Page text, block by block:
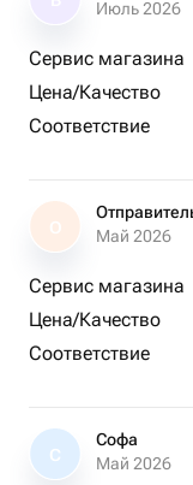
✓ Сертификат
указанному
✓ Цена доставки:
✓ Формат
(ツ)_/¯ Программа:
инструктором
Инструктаж по
экипировки
инструктора
Во время
Июль 2026
Сервис магазина
Цена/Качество
Соответствие
О
Май 2026
Сервис магазина
Цена/Качество
Соответствие
С
Софа
Май 2026